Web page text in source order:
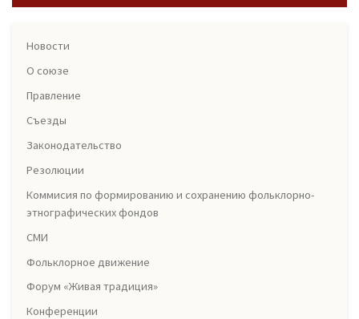
Новости
О союзе
Правление
Съезды
Законодательство
Резолюции
Коммисия по формированию и сохранению фольклорно-
этнографических фондов
СМИ
Фольклорное движение
Форум «Живая традиция»
Конференции